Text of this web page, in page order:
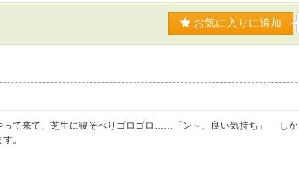
お気に入りに追加
って来て、芝生に寝そべりゴロゴロ……「ン～、良い気持ち」 しか
。